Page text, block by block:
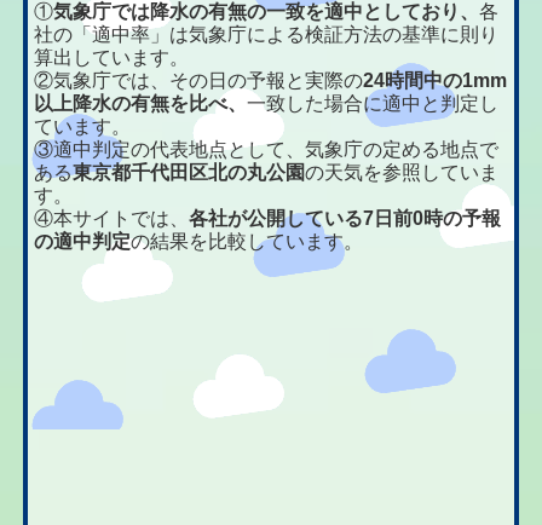
①気象庁では降水の有無の一致を適中としており、各
社の「適中率」は気象庁による検証方法の基準に則り
算出しています。
②気象庁では、その日の予報と実際の24時間中の1mm
以上降水の有無を比べ、一致した場合に適中と判定し
ています。
③適中判定の代表地点として、気象庁の定める地点で
ある東京都千代田区北の丸公園の天気を参照していま
す。
④本サイトでは、各社が公開している7日前0時の予報
の適中判定の結果を比較しています。